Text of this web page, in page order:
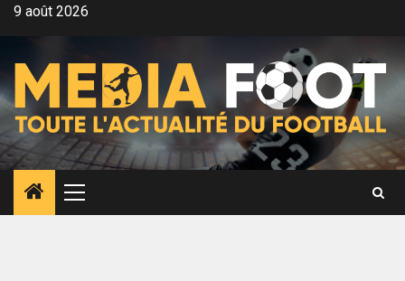
Aller9 août 2026
Menu
principal